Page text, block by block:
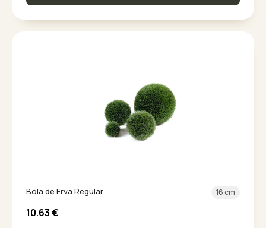
Bola de Erva Regular 16 cm
10.63€